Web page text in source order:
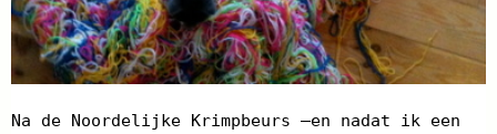
Na de Noordelijke Krimpbeurs –en nadat ik een